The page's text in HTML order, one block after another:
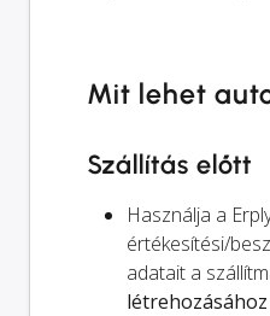
Mit lehet
Szállítás előtt
Használja a
értékesítési/
adatait a
létrehozásához